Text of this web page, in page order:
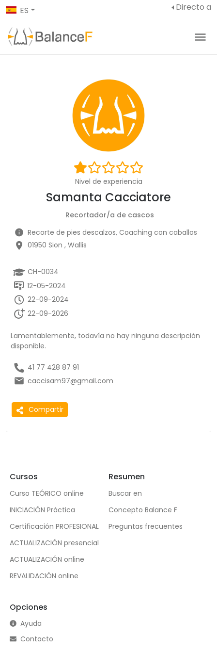
ES Directo a
Nivel de experiencia
Samanta Cacciatore
Recortador/a de cascos
Recorte de pies descalzos, Coaching con caballos
01950 Sion , Wallis
CH-0034
12-05-2024
22-09-2024
22-09-2026
Lamentablemente, todavía no hay ninguna descripción
disponible.
41 77 428 87 91
caccisam97@gmail.com
Compartir
Cursos
Curso TEÓRICO online
INICIACIÓN Práctica
Certificación PROFESIONAL
ACTUALIZACIÓN presencial
ACTUALIZACIÓN online
REVALIDACIÓN online
Resumen
Buscar en
Concepto Balance F
Preguntas frecuentes
Opciones
Ayuda
Contacto